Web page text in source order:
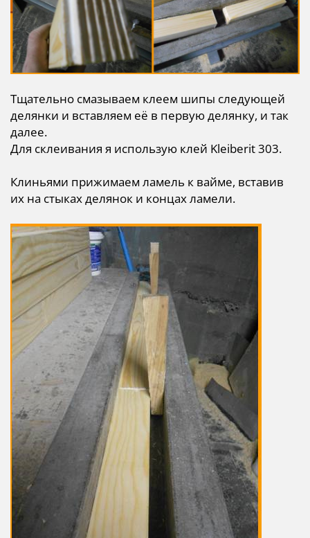
Тщательно смазываем клеем шипы следующей
делянки и вставляем её в первую делянку, и так
далее.
Для склеивания я использую клей Kleiberit 303.
Клиньями прижимаем ламель к вайме, вставив
их на стыках делянок и концах ламели.